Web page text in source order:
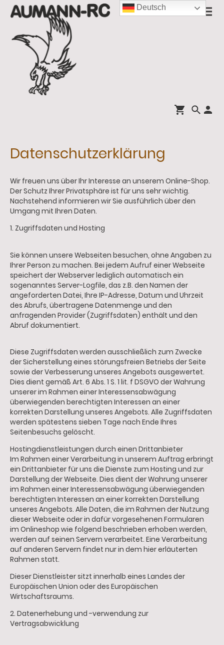
Datenschutzerklärung
Wir freuen uns über Ihr Interesse an unserem Online-Shop.
Der Schutz Ihrer Privatsphäre ist für uns sehr wichtig.
Nachstehend informieren wir Sie ausführlich über den
Umgang mit Ihren Daten.
1. Zugriffsdaten und Hosting
Sie können unsere Webseiten besuchen, ohne Angaben zu
Ihrer Person zu machen. Bei jedem Aufruf einer Webseite
speichert der Webserver lediglich automatisch ein
sogenanntes Server-Logfile, das z.B. den Namen der
angeforderten Datei, Ihre IP-Adresse, Datum und Uhrzeit
des Abrufs, übertragene Datenmenge und den
anfragenden Provider (Zugriffsdaten) enthält und den
Abruf dokumentiert.
Diese Zugriffsdaten werden ausschließlich zum Zwecke
der Sicherstellung eines störungsfreien Betriebs der Seite
sowie der Verbesserung unseres Angebots ausgewertet.
Dies dient gemäß Art. 6 Abs. 1 S. 1 lit. f DSGVO der Wahrung
unserer im Rahmen einer Interessensabwägung
überwiegenden berechtigten Interessen an einer
korrekten Darstellung unseres Angebots. Alle Zugriffsdaten
werden spätestens sieben Tage nach Ende Ihres
Seitenbesuchs gelöscht.
Hostingdienstleistungen durch einen Drittanbieter
Im Rahmen einer Verarbeitung in unserem Auftrag erbringt
ein Drittanbieter für uns die Dienste zum Hosting und zur
Darstellung der Webseite. Dies dient der Wahrung unserer
im Rahmen einer Interessensabwägung überwiegenden
berechtigten Interessen an einer korrekten Darstellung
unseres Angebots. Alle Daten, die im Rahmen der Nutzung
dieser Webseite oder in dafür vorgesehenen Formularen
im Onlineshop wie folgend beschrieben erhoben werden,
werden auf seinen Servern verarbeitet. Eine Verarbeitung
auf anderen Servern findet nur in dem hier erläuterten
Rahmen statt.
Dieser Dienstleister sitzt innerhalb eines Landes der
Europäischen Union oder des Europäischen
Wirtschaftsraums.
2. Datenerhebung und -verwendung zur
Vertragsabwicklung
Deutsch